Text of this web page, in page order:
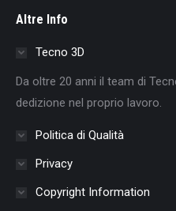
opens
window
opens
windowwindowwindowwindow
Altre Info
Tecno 3D
Da oltre 20 anni il team di
dedizione nel proprio lavoro.
Politica di Qualità
Privacy
Copyright Information